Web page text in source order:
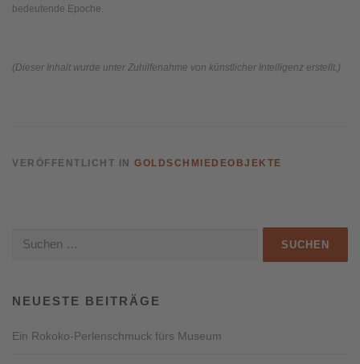
bedeutende Epoche.
(Dieser Inhalt wurde unter Zuhilfenahme von künstlicher Intelligenz erstellt.)
VERÖFFENTLICHT IN GOLDSCHMIEDEOBJEKTE
nach:
NEUESTE BEITRÄGE
Ein Rokoko-Perlenschmuck fürs Museum